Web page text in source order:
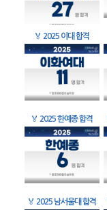
🏅 2025 이대 합격
🏅 2025 한예종 합격
🏅 2025 남서울대 합격